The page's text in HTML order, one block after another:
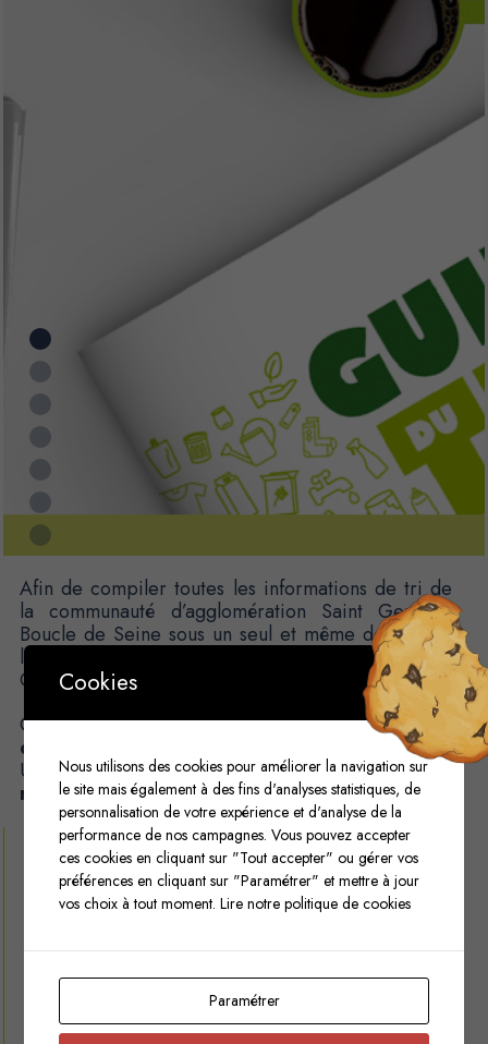
Afin de compiler toutes les informations de tri de
la communauté d’agglomération Saint Germain
Boucle de Seine sous un seul et même document,
la mairie a fait appel aux services de Desbouis
Grésil du Groupe Jénome.
Ce guide permet decomprendre les consignes
de tri
et d’inciter les contribuables à les réaliser.
Un beau projet qui s’inscrit dansl’éco-
responsabilité.
NOTRE INTERVENTION
Création
Illustrations
Impression
LES RÉALISATIONS
Cookies
Nous utilisons des cookies pour améliorer la navigation sur
le site mais également à des fins d'analyses statistiques, de
personnalisation de votre expérience et d'analyse de la
performance de nos campagnes. Vous pouvez accepter
ces cookies en cliquant sur "Tout accepter" ou gérer vos
préférences en cliquant sur "Paramétrer" et mettre à jour
vos choix à tout moment.Lire notre politique de cookies
Paramétrer